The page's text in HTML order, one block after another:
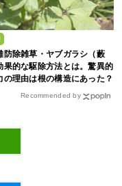
防除雑草・ヤブガラシ（藪
果的な駆除方法とは。驚異的
の理由は根の構造にあった？
Recommended by